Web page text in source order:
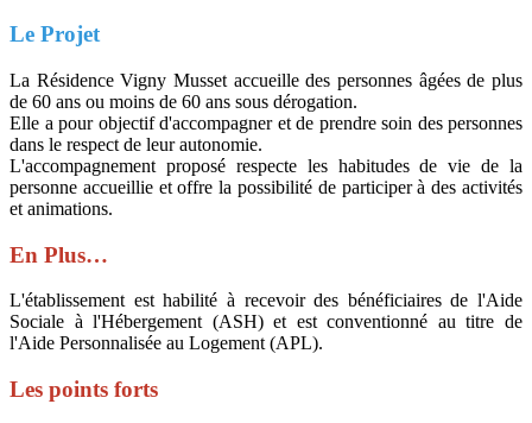
Le Projet
La Résidence Vigny Musset accueille des personnes âgées de plus
de 60 ans ou moins de 60 ans sous dérogation.
Elle a pour objectif d'accompagner et de prendre soin des personnes
dans le respect de leur autonomie.
L'accompagnement proposé respecte les habitudes de vie de la
personne accueillie et offre la possibilité de participer à des activités
et animations.
En Plus…
L'établissement est habilité à recevoir des bénéficiaires de l'Aide
Sociale à l'Hébergement (ASH) et est conventionné au titre de
l'Aide Personnalisée au Logement (APL).
Les points forts